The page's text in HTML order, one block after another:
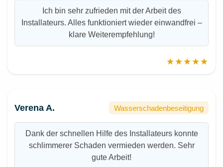
Ich bin sehr zufrieden mit der Arbeit des
Installateurs. Alles funktioniert wieder einwandfrei –
klare Weiterempfehlung!
★★★★★
Verena A. Wasserschadenbeseitigung
Dank der schnellen Hilfe des Installateurs konnte
schlimmerer Schaden vermieden werden. Sehr
gute Arbeit!